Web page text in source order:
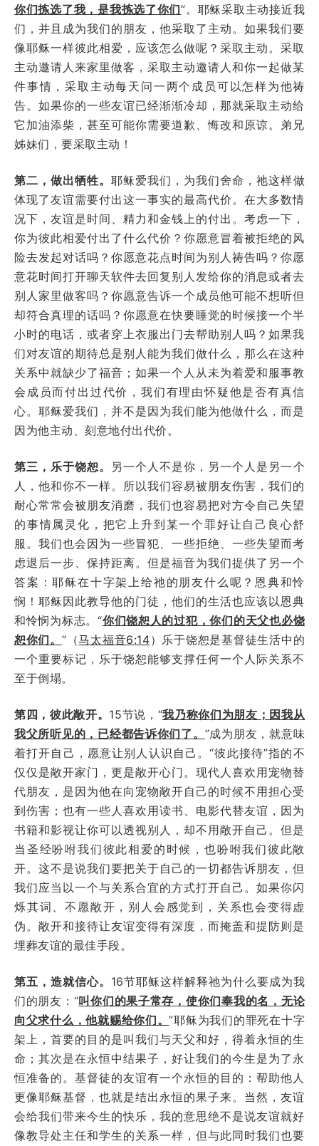
你们拣选了我，是我拣选了你们”。耶稣采取主动接近我
们，并且成为我们的朋友，他采取了主动。如果我们要
像耶稣一样彼此相爱，应该怎么做呢？采取主动。采取
主动邀请人来家里做客，采取主动邀请人和你一起做某
件事情，采取主动每天问一两个成员可以怎样为他祷
告。如果你的一些友谊已经渐渐冷却，那就采取主动给
它加油添柴，甚至可能你需要道歉、悔改和原谅。弟兄
姊妹们，要采取主动！
第二，做出牺牲。耶稣爱我们，为我们舍命，祂这样做
体现了友谊需要付出这一事实的最高代价。在大多数情
况下，友谊是时间、精力和金钱上的付出。考虑一下，
你为彼此相爱付出了什么代价？你愿意冒着被拒绝的风
险去发起对话吗？你愿意花点时间为别人祷告吗？你愿
意花时间打开聊天软件去回复别人发给你的消息或者去
别人家里做客吗？你愿意告诉一个成员他可能不想听但
却符合真理的话吗？你愿意在快要睡觉的时候接一个半
小时的电话，或者穿上衣服出门去帮助别人吗？如果我
们对友谊的期待总是别人能为我们做什么，那么在这种
关系中就缺少了福音；如果一个人从未为着爱和服事教
会成员而付出过代价，我们有理由怀疑他是否有真信
心。耶稣爱我们，并不是因为我们能为他做什么，而是
因为他主动、刻意地付出代价。
第三，乐于饶恕。 另一个人不是你，另一个人是另一个
人，他和你不一样。所以我们容易被朋友伤害，我们的
耐心常常会被朋友消磨，我们也容易把对方令自己失望
的事情属灵化，把它上升到某一个罪好让自己良心舒
服。我们也会因为一些冒犯、一些拒绝、一些失望而考
虑退后一步、保持距离。但是福音为我们提供了另一个
答案：耶稣在十字架上给祂的朋友什么呢？恩典和怜
悯！耶稣因此教导他的门徒，他们的生活也应该以恩典
和怜悯为标志。“你们饶恕人的过犯，你们的天父也必饶
恕你们。 ”（马太福音6:14）乐于饶恕是基督徒生活中的
一个重要标记，乐于饶恕能够支撑任何一个人际关系不
至于倒塌。
第四，彼此敞开。 15节说，“我乃称你们为朋友；因我从
我父所听见的，已经都告诉你们了。 ”成为朋友，就意味
着打开自己，愿意让别人认识自己。“彼此接待”指的不
仅仅是敞开家门，更是敞开心门。现代人喜欢用宠物替
代朋友，是因为他在向宠物敞开自己的时候不用担心受
到伤害；也有一些人喜欢用读书、电影代替友谊，因为
书籍和影视让你可以透视别人，却不用敞开自己。但是
当圣经吩咐我们彼此相爱的时候，也吩咐我们彼此敞
开。这不是说我们要把关于自己的一切都告诉朋友，但
我们应当以一个与关系合宜的方式打开自己。如果你闪
烁其词、不愿敞开，别人会感觉到，关系也会变得虚
伪。敞开和接待让友谊变得有深度，而掩盖和提防则是
埋葬友谊的最佳手段。
第五，造就信心。 16节耶稣这样解释祂为什么要成为我
们的朋友：“叫你们的果子常存，使你们奉我的名，无论
向父求什么，他就赐给你们。”耶稣为我们的罪死在十字
架上，首要的目的是叫我们与天父和好，得着永恒的生
命；其次是在永恒中结果子，好让我们的今生是为了永
恒准备的。基督徒的友谊有一个永恒的目的：帮助他人
更像耶稣基督，也就是结出永恒的果子来。当然，友谊
会给我们带来今生的快乐，我的意思绝不是说友谊就好
像教导处主任和学生的关系一样，但与此同时我们也要